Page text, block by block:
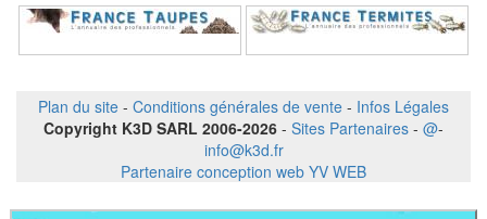
Plan du site - Conditions générales de vente - Infos Légales
Copyright K3D SARL 2006-2026 - Sites Partenaires - @-
info@k3d.fr
Partenaire conception web YV WEB